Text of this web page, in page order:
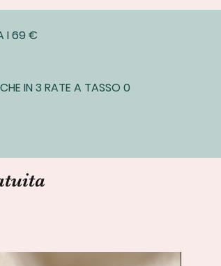
I 69 €
IN 3 RATE A TASSO 0